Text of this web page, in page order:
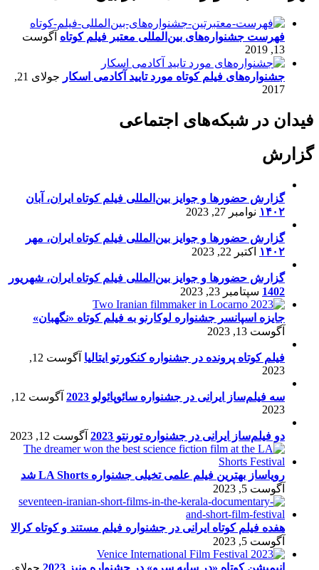
فهرست جشنواره‌های بین‌المللی معتبر فیلم کوتاه آگوست
13, 2019
جشنواره‌های فیلم کوتاه مورد تایید آکادمی اسکار
جولای 21,
2017
فیدان در شبکه‌های اجتماعی
گزارش
گزارش حضورها و جوایز بین‌المللی فیلم کوتاه ایران، آبان
۱۴۰۲ نوامبر 27, 2023
گزارش حضورها و جوایز بین‌المللی فیلم کوتاه ایران، مهر
۱۴۰۲ اکتبر 22, 2023
گزارش حضورها و جوایز بین‌المللی فیلم کوتاه ایران، شهریور
1402 سپتامبر 23, 2023
جایزه اسپانسر جشنواره لوکارنو به فیلم کوتاه «نگهبان»
آگوست 13, 2023
فیلم کوتاه پرونده در جشنواره کنکورتو ایتالیا
آگوست 12,
2023
سه فیلم‌ساز ایرانی در جشنواره سائوپائولو 2023
آگوست 12,
2023
دو فیلم‌ساز ایرانی در جشنواره تورنتو 2023 آگوست 12, 2023
رویاساز بهترین فیلم علمی تخیلی جشنواره LA Shorts شد
آگوست 5, 2023
هفده فیلم کوتاه ایرانی در جشنواره فیلم مستند و کوتاه کرالا
آگوست 5, 2023
انیمیشن کوتاه «در سایه سرو» در جشنواره ونیز 2023
جولای